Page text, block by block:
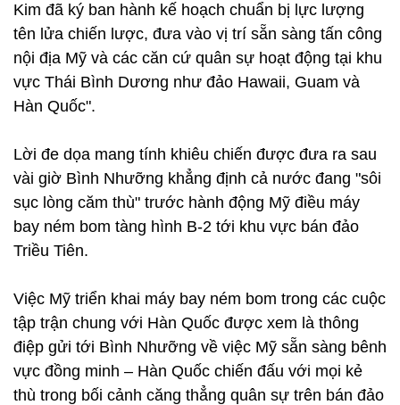
Kim đã ký ban hành kế hoạch chuẩn bị lực lượng
tên lửa chiến lược, đưa vào vị trí sẵn sàng tấn công
nội địa Mỹ và các căn cứ quân sự hoạt động tại khu
vực Thái Bình Dương như đảo Hawaii, Guam và
Hàn Quốc".
Lời đe dọa mang tính khiêu chiến được đưa ra sau
vài giờ Bình Nhưỡng khẳng định cả nước đang "sôi
sục lòng căm thù" trước hành động Mỹ điều máy
bay ném bom tàng hình B-2 tới khu vực bán đảo
Triều Tiên.
Việc Mỹ triển khai máy bay ném bom trong các cuộc
tập trận chung với Hàn Quốc được xem là thông
điệp gửi tới Bình Nhưỡng về việc Mỹ sẵn sàng bênh
vực đồng minh – Hàn Quốc chiến đấu với mọi kẻ
thù trong bối cảnh căng thẳng quân sự trên bán đảo